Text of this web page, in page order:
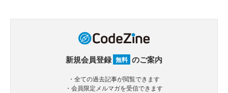
新規会員登録 無料 のご案内
・全ての過去記事が閲覧できます
・会員限定メルマガを受信できます